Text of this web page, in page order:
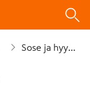
Sose ja hyytelö